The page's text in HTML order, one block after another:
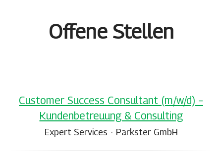
Offene Stellen
Customer Success Consultant (m/w/d) –
Kundenbetreuung & Consulting
Expert Services · Parkster GmbH